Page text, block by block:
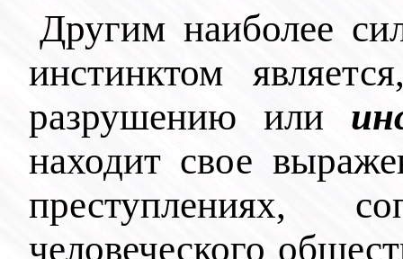
Другим наиболее
инстинктом
разрушению или
находит свое
преступлениях,
человеческого